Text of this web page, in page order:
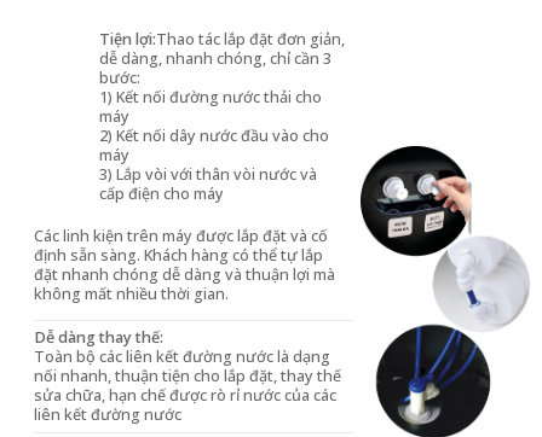
Tiện lợi:Thao tác lắp đặt đơn giản,
dễ dàng, nhanh chóng, chỉ cần 3
bước:
1) Kết nối đường nước thải cho
máy
2) Kết nối dây nước đầu vào cho
máy
3) Lắp vòi với thân vòi nước và
cấp điện cho máy
Các linh kiện trên máy được lắp đặt và cố
định sẵn sàng. Khách hàng có thể tự lắp
đặt nhanh chóng dễ dàng và thuận lợi mà
không mất nhiều thời gian.
Dễ dàng thay thế:
Toàn bộ các liên kết đường nước là dạng
nối nhanh, thuận tiện cho lắp đặt, thay thế
sửa chữa, hạn chế được rò rỉ nước của các
liên kết đường nước